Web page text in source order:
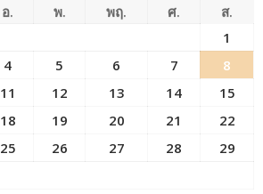
อ. พ. พฤ. ศ.
ส.
1
4 5 6 7
8
11 12 13 14
15
18 19 20 21
22
25 26 27 28
29